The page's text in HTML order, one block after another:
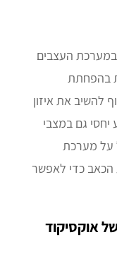
העצבים
את איזון
גם במצבי
מערכת
כדי לאפשר
אוקסיקוד